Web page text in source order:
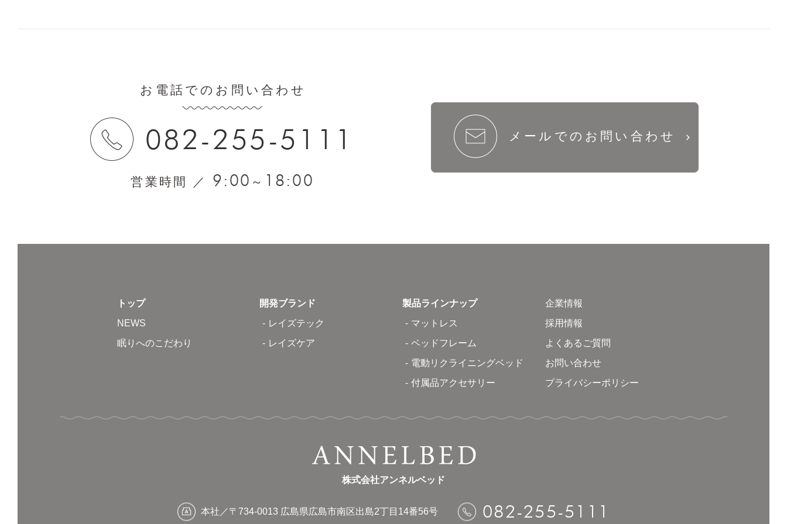
お電話でのお問い合わせ
082-255-5111
営業時間 ／ 9:00 ～ 18:00
メールでのお問い合わせ
トップ
NEWS
眠りへのこだわり
開発ブランド
レイズテック
レイズケア
製品ラインナップ
マットレス
ベッドフレーム
電動リクライニングベッド
付属品アクセサリー
企業情報
採用情報
よくあるご質問
お問い合わせ
プライバシーポリシー
株式会社アンネルベッド
本社／〒734-0013 広島県広島市南区出島2丁目14番56号 082-255-5111